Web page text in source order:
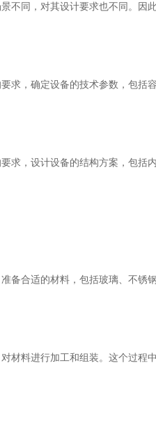
同，对其设计要求也不同。因此
，确定设备的技术参数，包括容
，设计设备的结构方案，包括内
合适的材料，包括玻璃、不锈钢
料进行加工和组装。这个过程中